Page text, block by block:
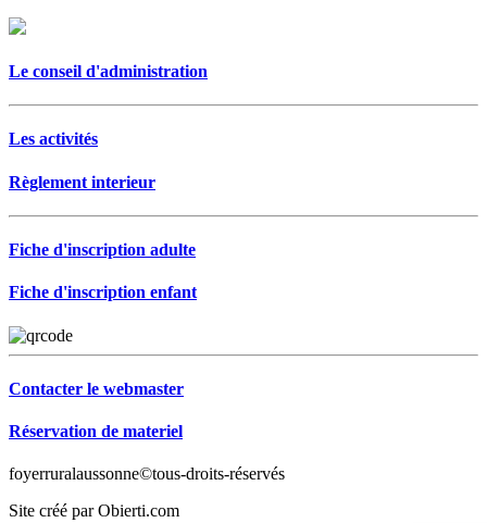
Le conseil d'administration
Les activités
Règlement interieur
Fiche d'inscription adulte
Fiche d'inscription enfant
Contacter le webmaster
Réservation de materiel
foyerruralaussonne©tous-droits-réservés
Site créé par Obierti.com